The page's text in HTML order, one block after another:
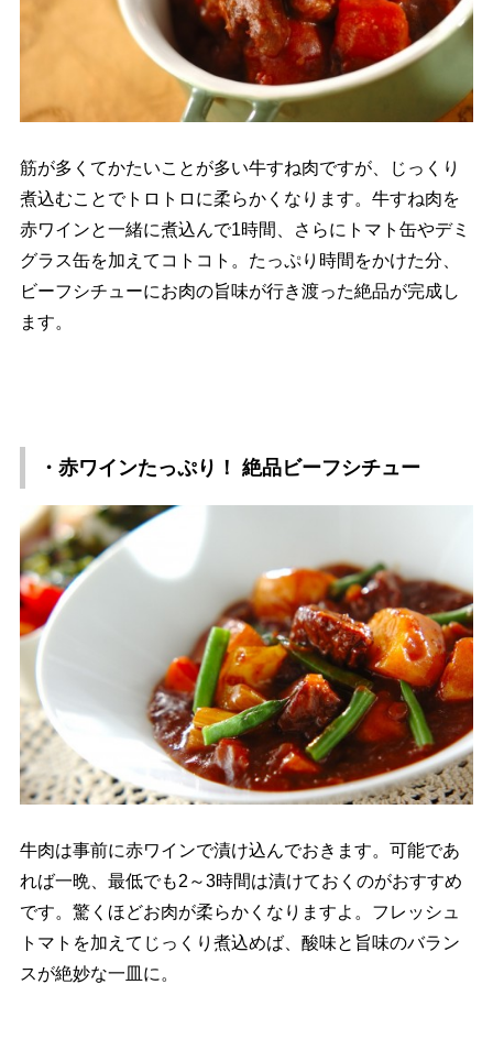
筋が多くてかたいことが多い牛すね肉ですが、じっくり
煮込むことでトロトロに柔らかくなります。牛すね肉を
赤ワインと一緒に煮込んで1時間、さらにトマト缶やデミ
グラス缶を加えてコトコト。たっぷり時間をかけた分、
ビーフシチューにお肉の旨味が行き渡った絶品が完成し
ます。
・赤ワインたっぷり！ 絶品ビーフシチュー
牛肉は事前に赤ワインで漬け込んでおきます。可能であ
れば一晩、最低でも2～3時間は漬けておくのがおすすめ
です。驚くほどお肉が柔らかくなりますよ。フレッシュ
トマトを加えてじっくり煮込めば、酸味と旨味のバラン
スが絶妙な一皿に。